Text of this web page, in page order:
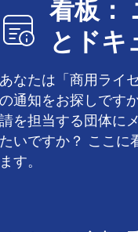
看板：
とドキ
あなたは「商用ライ
の通知をお探しです
請を担当する団体に
たいですか？ ここに
ます。